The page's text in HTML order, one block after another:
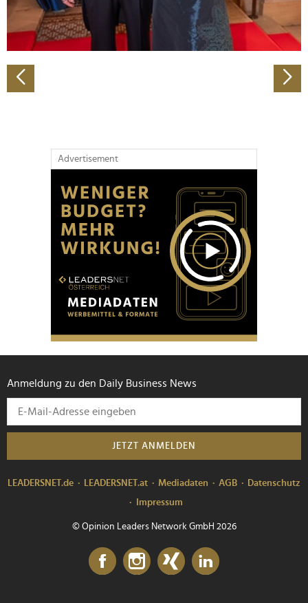
zu können und die Zugriffe auf unsere Website zu
analysieren. Außerdem geben wir Informationen zu Ihrer
Verwendung unserer Website an unsere Partner für
Partner führen diese Informationen möglicherweise mit
weiteren Daten zusammen, die Sie ihnen bereitgestellt
Advertisement
Anmeldung zu den Daily Business News
JETZT ANMELDEN
LEADERSNET.de LEADERSNET.at Mediadaten AGB
Datenschutz
Impressum
© Opinion Leaders Network GmbH 2026